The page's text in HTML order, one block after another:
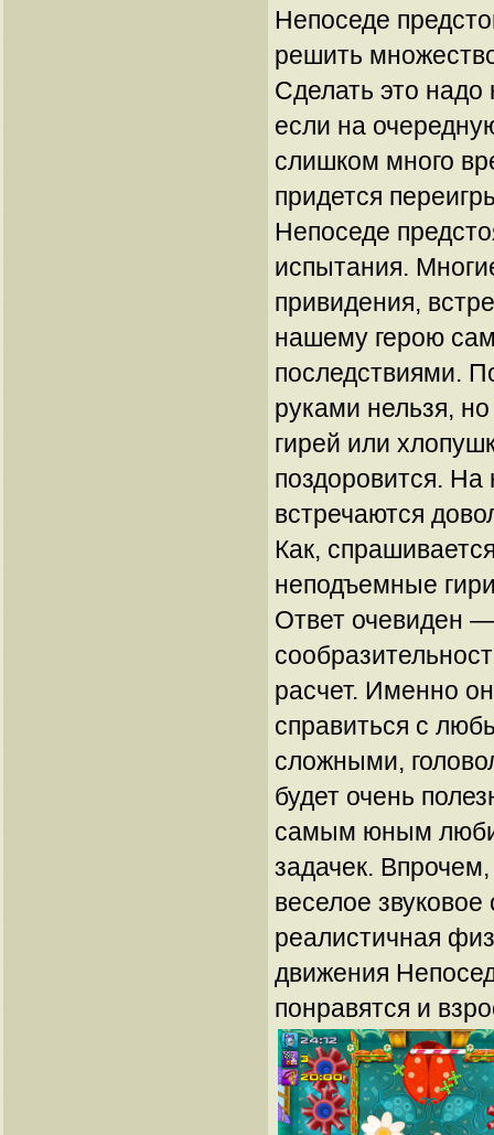
Непоседе
решить
Сделать это
если на
слишком много
придется
Непоседе
испытания.
привидения,
нашему герою
последствиями.
руками нельзя,
гирей или
поздоровится. На
встречаются
Как,
неподъемные
Ответ очевиден —
расчет. Именно
справиться с
сложными,
будет очень
самым юным
задачек.
веселое
реалистичная
движения
понравятся и